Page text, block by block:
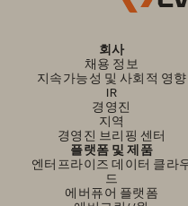
회사
채용 정보
지속가능성 및 사회적 영향
IR
경영진
지역
경영진 브리핑 센터
플랫폼 및 제품
엔터프라이즈 데이터 클라
드
에버퓨어 플랫폼